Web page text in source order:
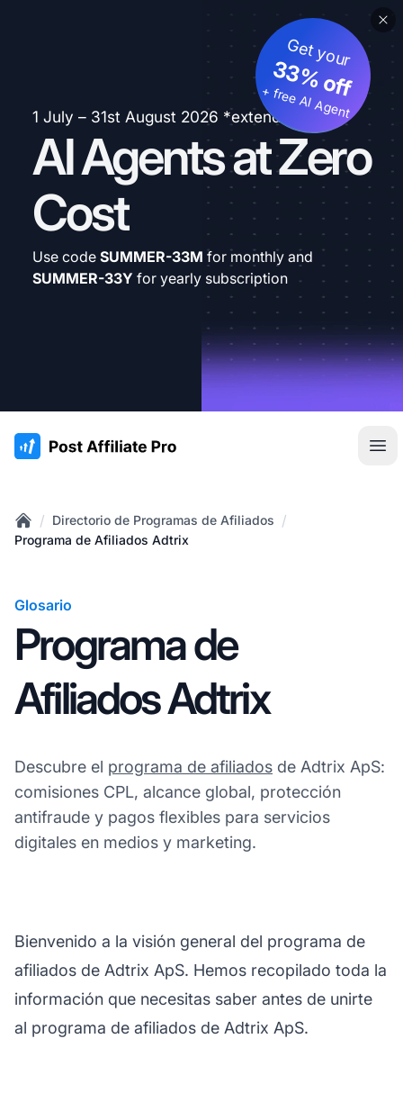
1 July – 31st August 2026 *extended
AI Agents at Zero
Cost
Get your
33% off
+ free AI Agent
Use code SUMMER-33M for monthly and
SUMMER-33Y for yearly subscription
:site.title
Home
/ Directorio de Programas de Afiliados /
Programa de Afiliados Adtrix
Glosario
Programa de
Afiliados Adtrix
Descubre el programa de afiliados de Adtrix ApS:
comisiones CPL, alcance global, protección
antifraude y pagos flexibles para servicios
digitales en medios y marketing.
Bienvenido a la visión general del programa de
afiliados de Adtrix ApS. Hemos recopilado toda la
información que necesitas saber antes de unirte
al programa de afiliados de Adtrix ApS.